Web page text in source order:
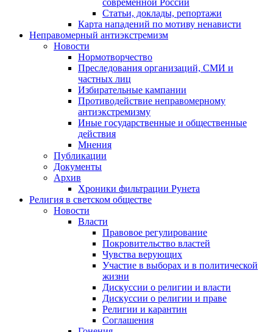
современной России
Статьи, доклады, репортажи
Карта нападений по мотиву ненависти
Неправомерный антиэкстремизм
Новости
Нормотворчество
Преследования организаций, СМИ и
частных лиц
Избирательные кампании
Противодействие неправомерному
антиэкстремизму
Иные государственные и общественные
действия
Мнения
Публикации
Документы
Архив
Хроники фильтрации Рунета
Религия в светском обществе
Новости
Власти
Правовое регулирование
Покровительство властей
Чувства верующих
Участие в выборах и в политической
жизни
Дискуссии о религии и власти
Дискуссии о религии и праве
Религии и карантин
Соглашения